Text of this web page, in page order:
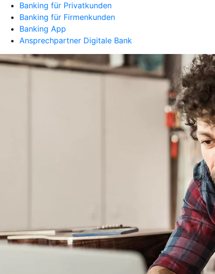
Banking für Privatkunden
Banking für Firmenkunden
Banking App
Ansprechpartner Digitale Bank